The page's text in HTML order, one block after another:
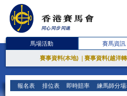
馬場活動 賽馬資訊
賽事資料(本地) 賽事資料(越洋
報名表 排位表 即時賠率 練馬師分